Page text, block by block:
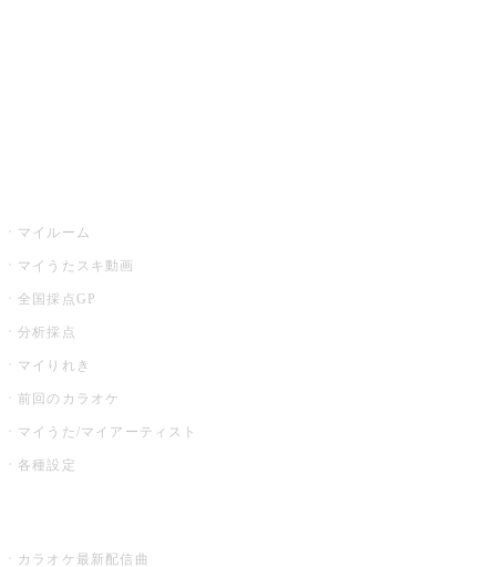
マイルーム
マイうたスキ動画
全国採点GP
分析採点
マイりれき
前回のカラオケ
マイうた/マイアーティスト
各種設定
カラオケ最新配信曲